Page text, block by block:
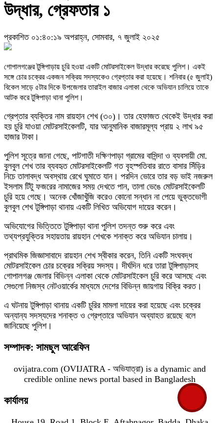
উদ্ধার, গ্রেফতার ১
প্রকাশিত ০১:৪০:১৯ অপরাহ্ন, সোমবার, ৭ জুলাই ২০২৫
গোপালগঞ্জের টুঙ্গিপাড়ায় চুরি হওয়া একটি মোটরসাইকেল উদ্ধার করেছে পুলিশ। একই
সঙ্গে চোর চক্রের একজন সক্রিয় সদস্যকেও গ্রেপ্তার করা হয়েছে। শনিবার (৫ জুলাই)
বিকেল সাড়ে ৫টার দিকে উপজেলার তারাইল বাজার এলাকা থেকে অভিযান চালিয়ে তাকে
আটক করে টুঙ্গিপাড়া থানা পুলিশ।
গ্রেপ্তার ব্যক্তির নাম রায়হান শেখ (৩০)। তার হেফাজত থেকেই উদ্ধার করা
হয় চুরি যাওয়া মোটরসাইকেলটি, যার আনুমানিক বাজারমূল্য প্রায় ২ লাখ ৯৫
হাজার টাকা।
পুলিশ সূত্রে জানা গেছে, পাটগাতী দক্ষিণপাড়া গ্রামের বাসিন্দা ও ব্যবসায়ী মো.
বুলবুল শেখ তার ব্যবহৃত মোটরসাইকেলটি গত বৃহস্পতিবার রাতে বাসার সিঁড়ির
নিচে তালাবদ্ধ অবস্থায় রেখে ঘুমাতে যান। পরদিন ভোরে তার বড় ভাই নজরুল
ইসলাম টিটু ফজরের নামাজের সময় দেখতে পান, তালা ভেঙে মোটরসাইকেলটি
চুরি হয়ে গেছে। অনেক খোঁজাখুঁজি করেও কোনো সন্ধান না পেয়ে ভুক্তভোগী
বুলবুল শেখ টুঙ্গিপাড়া থানায় একটি লিখিত অভিযোগ দায়ের করেন।
অভিযোগের ভিত্তিতে টুঙ্গিপাড়া থানা পুলিশ তদন্ত শুরু করে এবং
তথ্যপ্রযুক্তির সহায়তায় রায়হান শেখকে শনাক্ত করে অভিযান চালায়।
প্রাথমিক জিজ্ঞাসাবাদে রায়হান শেখ স্বীকার করেন, তিনি একটি সংঘবদ্ধ
মোটরসাইকেল চোর চক্রের সক্রিয় সদস্য। দীর্ঘদিন ধরে তারা টুঙ্গিপাড়াসহ
গোপালগঞ্জ জেলার বিভিন্ন এলাকা থেকে মোটরসাইকেল চুরি করে আসছে এবং
সেগুলো নিজস্ব নেটওয়ার্কের মাধ্যমে দেশের বিভিন্ন জায়গায় বিক্রি করত।
এ ঘটনায় টুঙ্গিপাড়া থানায় একটি চুরির মামলা দায়ের করা হয়েছে এবং চক্রের
অন্যান্য সদস্যদের শনাক্ত ও গ্রেপ্তারে অভিযান অব্যাহত রয়েছে বলে
জানিয়েছে পুলিশ।
সম্পাদক: সামছুল আরেফিন
ovijatra.com (OVIJATRA - অভিযাত্রা) is a dynamic and
credible online news portal based in Bangladesh
কার্যালয়